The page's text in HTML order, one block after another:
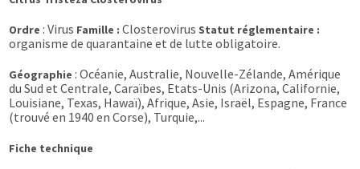
Ordre : Virus Famille : Closterovirus Statut réglementaire :
organisme de quarantaine et de lutte obligatoire.
Géographie : Océanie, Australie, Nouvelle-Zélande, Amérique
du Sud et Centrale, Caraïbes, Etats-Unis (Arizona, Californie,
Louisiane, Texas, Hawaï), Afrique, Asie, Israël, Espagne, France
(trouvé en 1940 en Corse), Turquie,...
Fiche technique